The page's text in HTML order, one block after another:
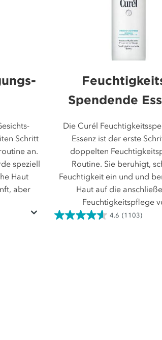
Schritt
an.
speziell
Haut
aber
Spendende
Die Curél
Essenz ist der erste
doppelten
Routine. Sie beruhigt,
Feuchtigkeit ein und und
Haut auf die
Feuchtigkeitspflege
4.6 (1103)
4.6